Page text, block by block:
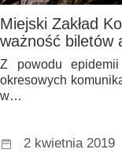
Miejski Zakład
ważność biletów
Z powodu
okresowych
w…
2 kwietnia 2019